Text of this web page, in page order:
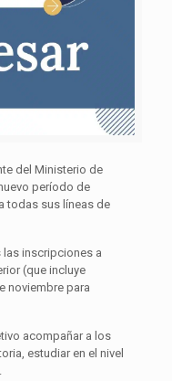
del Ministerio de
período de
todas sus líneas de
las inscripciones a
(que incluye
noviembre para
acompañar a los
estudiar en el nivel